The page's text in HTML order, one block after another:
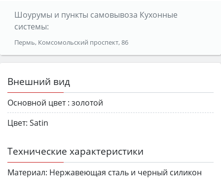
Шоурумы и пункты самовывоза Кухонные
системы:
Пермь, Комсомольский проспект, 86
Внешний вид
Основной цвет : золотой
Цвет: Satin
Технические характеристики
Материал: Нержавеющая сталь и черный силикон